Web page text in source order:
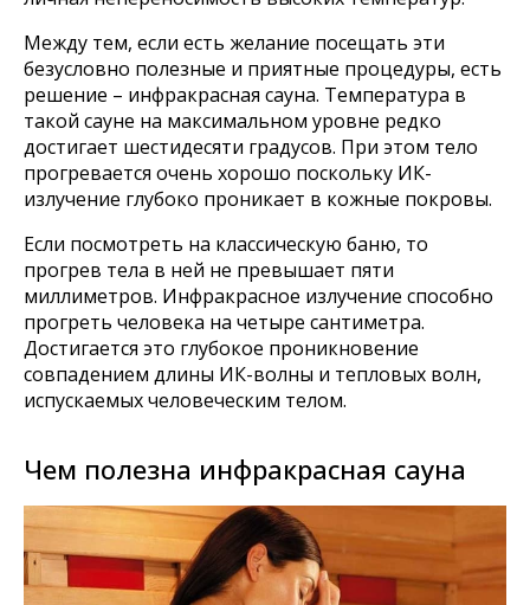
Между тем, если есть желание посещать эти
безусловно полезные и приятные процедуры, есть
решение – инфракрасная сауна. Температура в
такой сауне на максимальном уровне редко
достигает шестидесяти градусов. При этом тело
прогревается очень хорошо поскольку ИК-
излучение глубоко проникает в кожные покровы.
Если посмотреть на классическую баню, то
прогрев тела в ней не превышает пяти
миллиметров. Инфракрасное излучение способно
прогреть человека на четыре сантиметра.
Достигается это глубокое проникновение
совпадением длины ИК-волны и тепловых волн,
испускаемых человеческим телом.
Чем полезна инфракрасная сауна